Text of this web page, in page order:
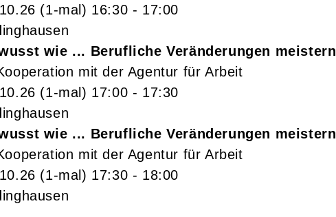
(1-mal) 16:30 - 17:00
wie ... Berufliche Veränderungen meistern
mit der Agentur für Arbeit
(1-mal) 17:00 - 17:30
wie ... Berufliche Veränderungen meistern
mit der Agentur für Arbeit
(1-mal) 17:30 - 18:00